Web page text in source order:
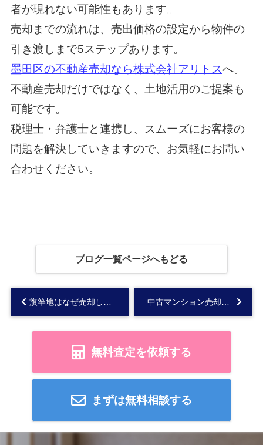
者が現れない可能性もあります。
売却までの流れは、売出価格の設定から物件の
引き渡しまで5ステップあります。
墨田区の不動産売却なら株式会社アリトスへ。
不動産売却だけではなく、土地活用のご提案も
可能です。
税理士・弁護士と連携し、スムーズにお客様の
問題を解決していきますので、お気軽にお問い
合わせください。
ブログ一覧ページへもどる
無料査定を依頼する
まずは無料相談する